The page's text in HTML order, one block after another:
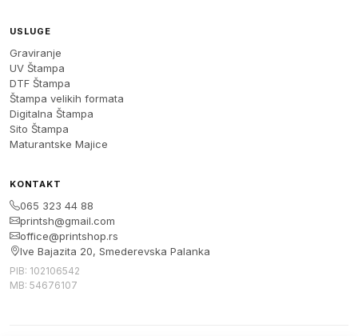
USLUGE
Graviranje
UV Štampa
DTF Štampa
Štampa velikih formata
Digitalna Štampa
Sito Štampa
Maturantske Majice
KONTAKT
065 323 44 88
printsh@gmail.com
office@printshop.rs
Ive Bajazita 20, Smederevska Palanka
PIB: 102106542
MB: 54676107